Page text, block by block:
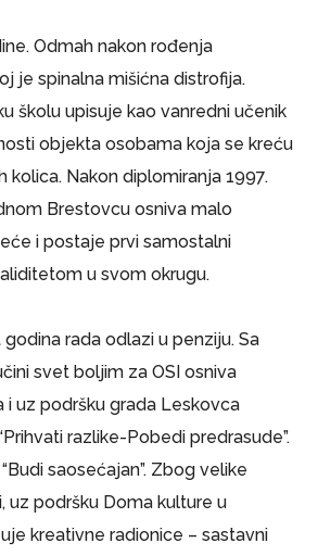
Odmah nakon rođenja
je spinalna mišićna distrofija.
školu upisuje kao vanredni učenik
objekta osobama koja se kreću
kolica. Nakon diplomiranja 1997.
Brestovcu osniva malo
i postaje prvi samostalni
u svom okrugu.
rada odlazi u penziju. Sa
svet boljim za OSI osniva
i uz podršku grada Leskovca
razlike-Pobedi predrasude”.
saosećajan”. Zbog velike
uz podršku Doma kulture u
kreativne radionice – sastavni